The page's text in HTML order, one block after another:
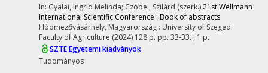
In: Gyalai, Ingrid Melinda; Czóbel, Szilárd (szerk.)21st Wellmann
International Scientific Conference : Book of abstracts
Hódmezővásárhely, Magyarország : University of Szeged
Faculty of Agriculture (2024) 128 p. pp. 33-33. , 1 p.
SZTE Egyetemi kiadványok
Tudományos